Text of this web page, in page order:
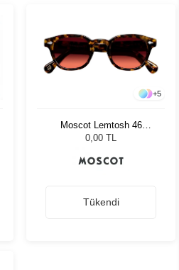
+5
Moscot Lemtosh 46
Tortoise Cabernet
0,00 TL
Tükendi